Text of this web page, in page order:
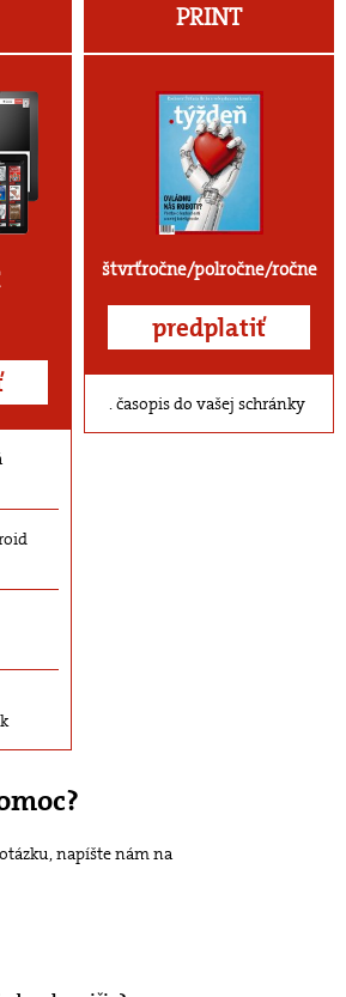
PRINT
štvrťročne/polročne/ročne
predplatiť
časopis do vašej schránky
napíšte nám na